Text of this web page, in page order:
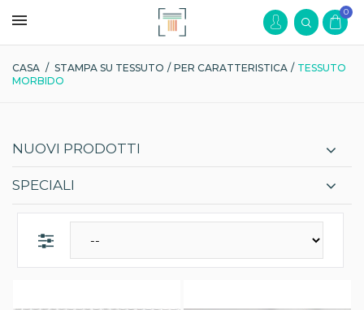
0
CASA / STAMPA SU TESSUTO / PER CARATTERISTICA / TESSUTO
MORBIDO
NUOVI PRODOTTI
SPECIALI